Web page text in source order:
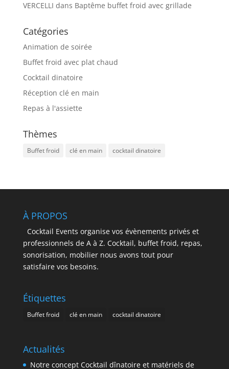
VERCELLI dans Baptême buffet froid avec grillade
Catégories
Animation de soirée
Buffet froid avec plat chaud
Cocktail dinatoire
Réception clé en main
Repas à l'assiette
Thèmes
Buffet froid clé en main cocktail dinatoire
À PROPOS
Cocktail Events organise vos évènements privés et
professionnels de A à Z. Cocktail, buffet froid, repas,
sonorisation, mobilier nous avons tout pour
satisfaire vos besoins.
Étiquettes
Buffet froid clé en main cocktail dinatoire
Actualités
Notre concept Cocktail dînatoire et matériels de